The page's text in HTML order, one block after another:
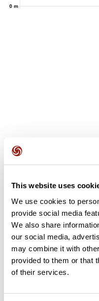
This website uses
We use cookies to
provide social media
We also share
our social media,
may combine it with
provided to them or that
of their services.
0 m
Avis des utilisateurs
Soyez le